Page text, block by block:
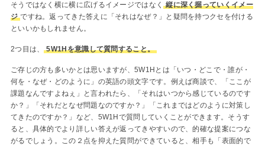
そうではなく横に横に広げるイメージではなく 縦に深く掘っていくイメー
ジ ですね。返ってきた答えに「それはなぜ？」と疑問を持つクセを付ける
といいかもしれません。
2つ目は、 5W1Hを意識して質問すること。
ご存じの方も多いかとは思いますが、5W1Hとは「いつ・どこで・誰が・
何を・なぜ・どのように」の英語の頭文字です。例えば商談で、「ここが
課題なんですよねぇ」と言われたら、「それはいつから感じているのです
か？」「それだとなぜ問題なのですか？」「これまではどのように対策し
てきたのですか？」など、5W1Hで質問していくことができます。そうす
ると、具体的でより詳しい答えが返ってきやすいので、的確な提案につな
がるでしょう。この２点を抑えた質問ができていると、相手も「表面的で